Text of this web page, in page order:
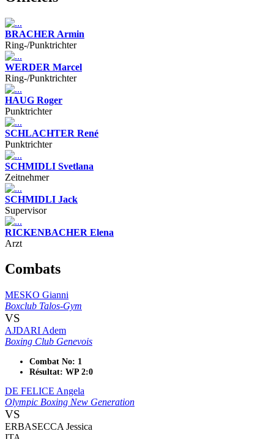
BRACHER Armin
Ring-/Punktrichter
WERDER Marcel
Ring-/Punktrichter
HAUG Roger
Punktrichter
SCHLACHTER René
Punktrichter
SCHMIDLI Svetlana
Zeitnehmer
SCHMIDLI Jack
Supervisor
RICKENBACHER Elena
Arzt
Combats
MESKO Gianni
Boxclub Talos-Gym
VS
AJDARI Adem
Boxing Club Genevois
Combat No: 1
Résultat: WP 2:0
DE FELICE Angela
Olympic Boxing New Generation
VS
ERBASECCA Jessica